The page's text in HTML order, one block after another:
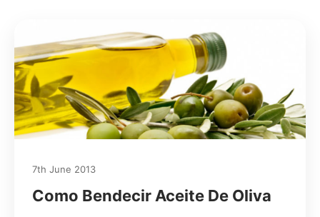
7th June 2013
Como Bendecir Aceite De Oliva